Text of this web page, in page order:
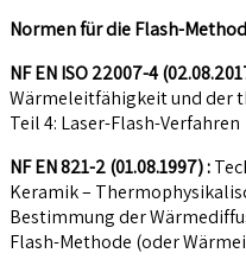
Normen für die Flash-
NF EN ISO 22007-4
Wärmeleitfähigkeit und der
Teil 4: Laser-Flash-Verfahren
NF EN 821-2 (01.08.1997) :
Keramik –
Bestimmung der
Flash-Methode (oder